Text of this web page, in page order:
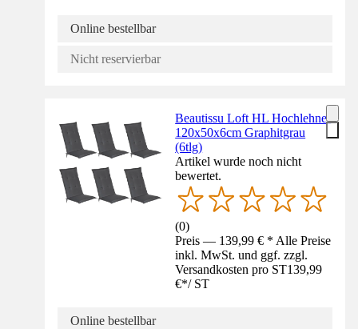
Online bestellbar
Nicht reservierbar
Beautissu Loft HL Hochlehner
120x50x6cm Graphitgrau
(6tlg)
Artikel wurde noch nicht
bewertet.
(0)
Preis — 139,99 € * Alle Preise
inkl. MwSt. und ggf. zzgl.
Versandkosten pro ST139,99
€*/ ST
Online bestellbar